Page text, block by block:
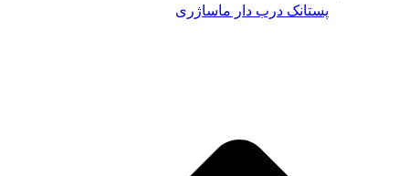
پستانک درب دار ماساژری